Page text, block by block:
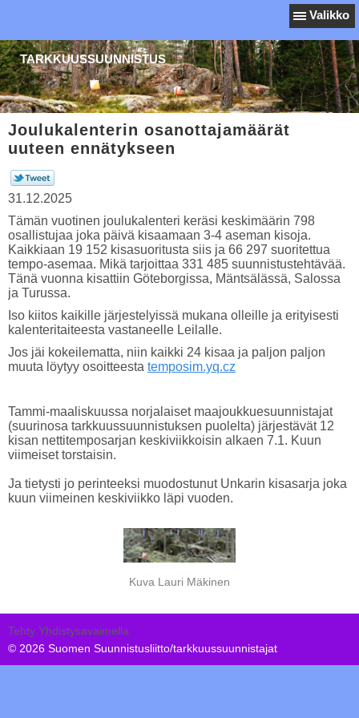
Valikko
TARKKUUSSUUNNISTUS
Joulukalenterin osanottajamäärät
uuteen ennätykseen
31.12.2025
Tämän vuotinen joulukalenteri keräsi keskimäärin 798
osallistujaa joka päivä kisaamaan 3-4 aseman kisoja.
Kaikkiaan 19 152 kisasuoritusta siis ja 66 297 suoritettua
tempo-asemaa. Mikä tarjoittaa 331 485 suunnistustehtävää.
Tänä vuonna kisattiin Göteborgissa, Mäntsälässä, Salossa
ja Turussa.
Iso kiitos kaikille järjestelyissä mukana olleille ja erityisesti
kalenteritaiteesta vastaneelle Leilalle.
Jos jäi kokeilematta, niin kaikki 24 kisaa ja paljon paljon
muuta löytyy osoitteesta temposim.yq.cz
Tammi-maaliskuussa norjalaiset maajoukkuesuunnistajat
(suurinosa tarkkuussuunnistuksen puolelta) järjestävät 12
kisan nettitemposarjan keskiviikkoisin alkaen 7.1. Kuun
viimeiset torstaisin.
Ja tietysti jo perinteeksi muodostunut Unkarin kisasarja joka
kuun viimeinen keskiviikko läpi vuoden.
Kuva Lauri Mäkinen
Tehty Yhdistysavaimella
© 2026 Suomen Suunnistusliitto/tarkkuussuunnistajat